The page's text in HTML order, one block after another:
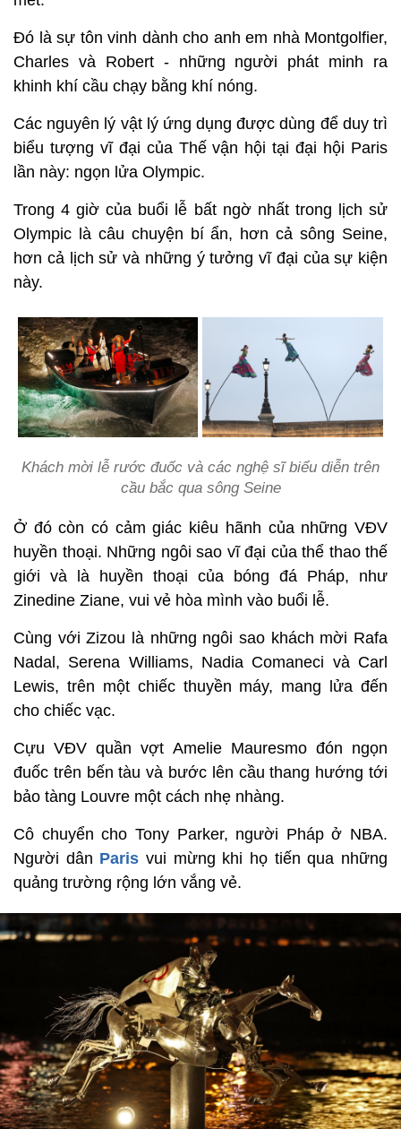
Đó là sự tôn vinh dành cho anh em nhà Montgolfier,
Charles và Robert - những người phát minh ra
khinh khí cầu chạy bằng khí nóng.
Các nguyên lý vật lý ứng dụng được dùng để duy trì
biểu tượng vĩ đại của Thế vận hội tại đại hội Paris
lần này: ngọn lửa Olympic.
Trong 4 giờ của buổi lễ bất ngờ nhất trong lịch sử
Olympic là câu chuyện bí ẩn, hơn cả sông Seine,
hơn cả lịch sử và những ý tưởng vĩ đại của sự kiện
này.
Khách mời lễ rước đuốc và các nghệ sĩ biểu diễn trên
cầu bắc qua sông Seine
Ở đó còn có cảm giác kiêu hãnh của những VĐV
huyền thoại. Những ngôi sao vĩ đại của thể thao thế
giới và là huyền thoại của bóng đá Pháp, như
Zinedine Ziane, vui vẻ hòa mình vào buổi lễ.
Cùng với Zizou là những ngôi sao khách mời Rafa
Nadal, Serena Williams, Nadia Comaneci và Carl
Lewis, trên một chiếc thuyền máy, mang lửa đến
cho chiếc vạc.
Cựu VĐV quần vợt Amelie Mauresmo đón ngọn
đuốc trên bến tàu và bước lên cầu thang hướng tới
bảo tàng Louvre một cách nhẹ nhàng.
Cô chuyển cho Tony Parker, người Pháp ở NBA.
Người dân Paris vui mừng khi họ tiến qua những
quảng trường rộng lớn vắng vẻ.